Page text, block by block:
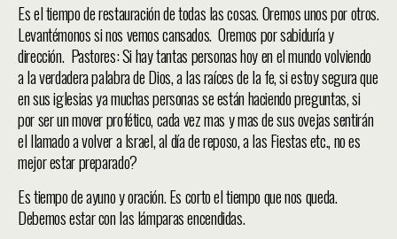
Es el tiempo de restauración de todas las cosas. Oremos unos por otros.
Levantémonos si nos vemos cansados. Oremos por sabiduría y
dirección. Pastores: Si hay tantas personas hoy en el mundo volviendo
a la verdadera palabra de Dios, a las raíces de la fe, si estoy segura que
en sus iglesias ya muchas personas se están haciendo preguntas, si
por ser un mover profético, cada vez mas y mas de sus ovejas sentirán
el llamado a volver a Israel, al día de reposo, a las Fiestas etc., no es
mejor estar preparado?
Es tiempo de ayuno y oración. Es corto el tiempo que nos queda.
Debemos estar con las lámparas encendidas.